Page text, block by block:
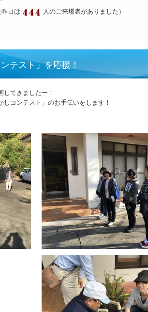
日は 人のご来場者がありました）
テスト」を応援！
てきましたー！
コンテスト」のお手伝いをします！